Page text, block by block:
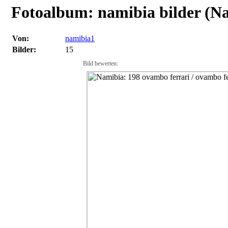
Fotoalbum: namibia bilder
Von:
namibia1
Bilder:
15
Bild bewerten: